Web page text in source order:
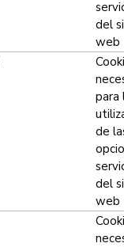
del
web
para
de
del
web